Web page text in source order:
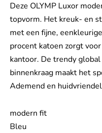
Deze OLYMP Luxor
topvorm. Het kreuk- en
met een fijne,
procent katoen zorgt
kantoor. De trendy
binnenkraag maakt het
Ademend en
modern fit
Bleu